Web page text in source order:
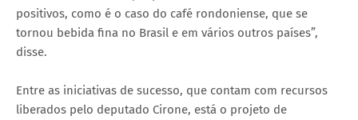
positivos, como é o caso do café rondoniense, que se
tornou bebida fina no Brasil e em vários outros países”,
disse.
Entre as iniciativas de sucesso, que contam com recursos
liberados pelo deputado Cirone, está o projeto de